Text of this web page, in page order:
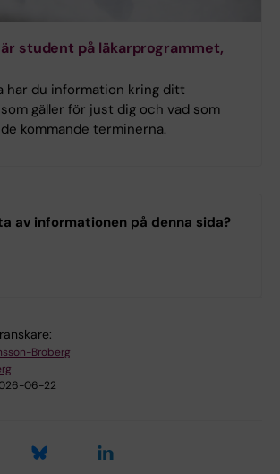
student på läkarprogrammet,
har du information kring ditt
gäller för just dig och vad som
kommande terminerna.
av informationen på denna sida?
Broberg
06-22